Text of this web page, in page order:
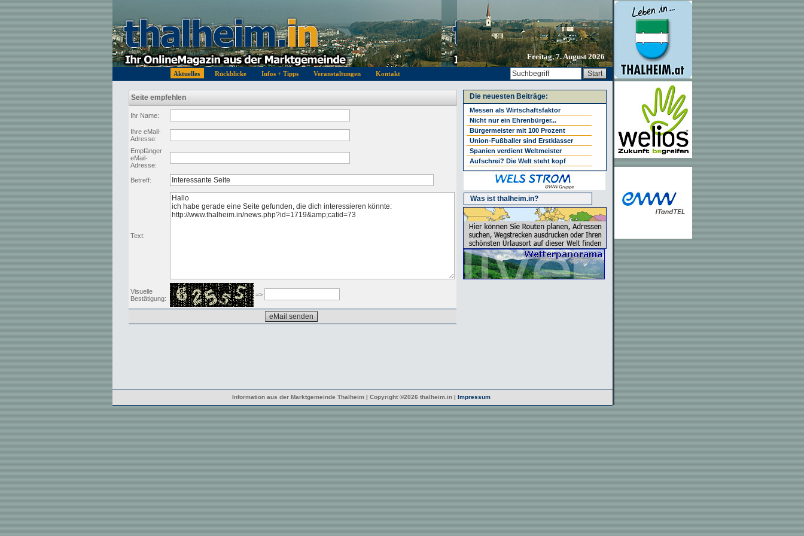
Freitag, 7. August 2026
Aktuelles Rückblicke Infos + Tipps Veranstaltungen Kontakt
Seite empfehlen
Ihr Name:
Ihre eMail-
Adresse:
Empfänger
eMail-
Adresse:
Betreff:
Text:
Visuelle
Bestätigung:
=>
Die neuesten Beiträge:
Messen als Wirtschaftsfaktor
Nicht nur ein Ehrenbürger...
Bürgermeister mit 100 Prozent
Union-Fußballer sind Erstklasser
Spanien verdient Weltmeister
Aufschrei? Die Welt steht kopf
Was ist thalheim.in?
Information aus der Marktgemeinde Thalheim | Copyright ©2026 thalheim.in | Impressum